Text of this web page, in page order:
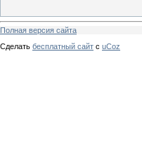
Полная версия сайта
Сделать бесплатный сайт с uCoz